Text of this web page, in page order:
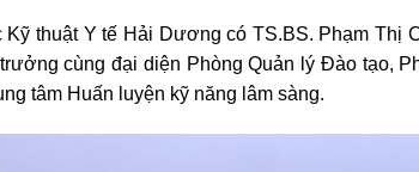
thuật Y tế Hải Dương có TS.BS. Phạm Thị
cùng đại diện Phòng Quản lý Đào tạo,
tâm Huấn luyện kỹ năng lâm sàng.